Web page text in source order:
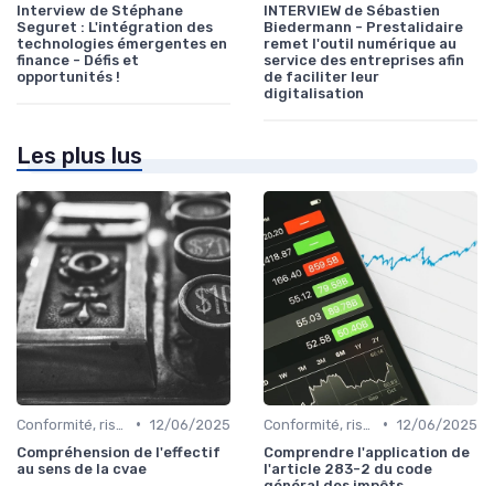
Interview de Stéphane
Seguret : L'intégration des
technologies émergentes en
finance - Défis et
opportunités !
INTERVIEW de Sébastien
Biedermann - Prestalidaire
remet l'outil numérique au
service des entreprises afin
de faciliter leur
digitalisation
Les plus lus
• 12/06/2025
Compréhension de l'effectif
au sens de la cvae
• 12/06/2025
Comprendre l'application de
l'article 283-2 du code